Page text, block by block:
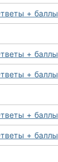
+ баллы
+ баллы
+ баллы
+ баллы
+ баллы